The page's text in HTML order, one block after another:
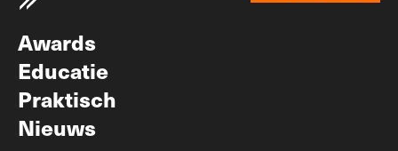
Awards
Educatie
Praktisch
Nieuws